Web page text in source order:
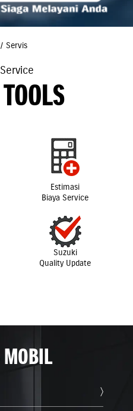
Servis
Estimasi
Biaya Service
Suzuki
Quality Update
MOBIL